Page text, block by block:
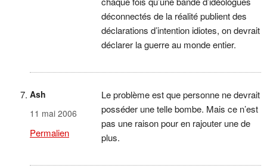
déconnectés de la réalité publient des
déclarations d’intention idiotes, on devrait
déclarer la guerre au monde entier.
Ash
11 mai 2006
Permalien
Le problème est que personne ne devrait
posséder une telle bombe. Mais ce n’est
pas une raison pour en rajouter une de
plus.